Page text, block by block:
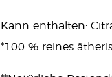
Kann enthalten:
*100 % reines